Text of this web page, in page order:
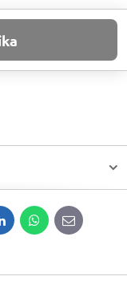
WhatsApp
E-
mail